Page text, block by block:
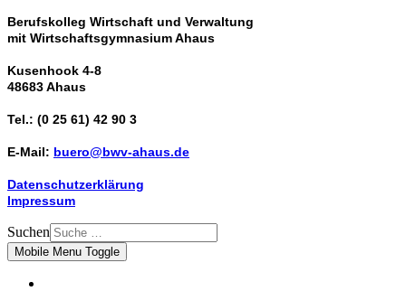
Berufskolleg Wirtschaft und Verwaltung
mit Wirtschaftsgymnasium Ahaus
Kusenhook 4-8
48683 Ahaus
Tel.: (0 25 61) 42 90 3
E-Mail: buero@bwv-ahaus.de
Datenschutzerklärung
Impressum
Suchen
Mobile Menu Toggle